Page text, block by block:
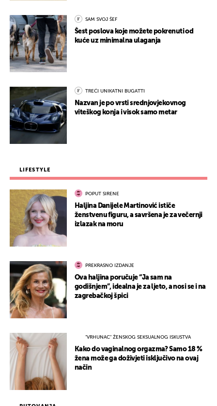
SAM SVOJ ŠEF
Šest poslova koje možete pokrenuti od
kuće uz minimalna ulaganja
TREĆI UNIKATNI BUGATTI
Nazvan je po vrsti srednjovjekovnog
viteškog konja i visok samo metar
LIFESTYLE
POPUT SIRENE
Haljina Danijele Martinović ističe
ženstvenu figuru, a savršena je za večernji
izlazak na moru
PREKRASNO IZDANJE
Ova haljina poručuje “Ja sam na
godišnjem”, idealna je za ljeto, a nosi se i na
zagrebačkoj špici
"VRHUNAC" ŽENSKOG SEKSUALNOG ISKUSTVA
Kako do vaginalnog orgazma? Samo 18 %
žena može ga doživjeti isključivo na ovaj
način